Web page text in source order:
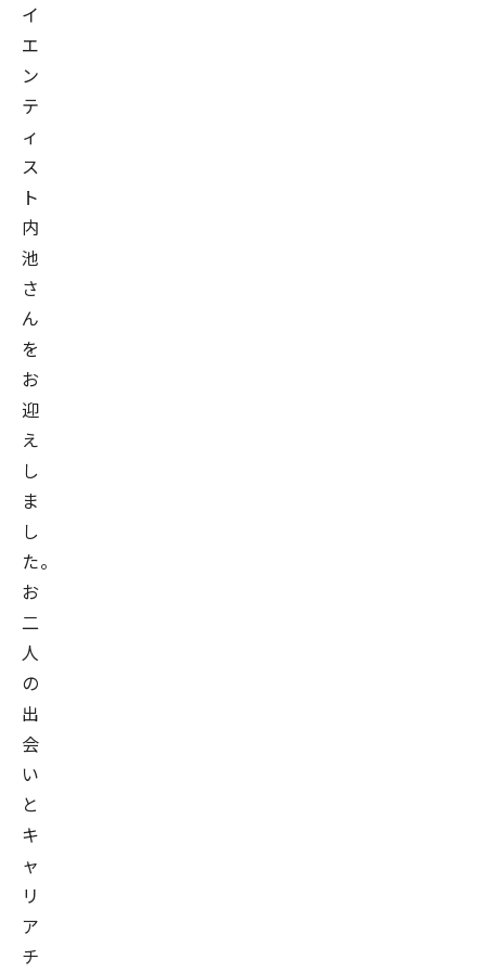
イ
エ
ン
テ
ィ
ス
ト
内
池
さ
ん
を
お
迎
え
し
ま
し
た。
お
二
人
の
出
会
い
と
キ
ャ
リ
ア
チ